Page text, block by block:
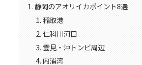
静岡のアオリイカポイント8選
稲取港
仁科川河口
雲見・沖トンビ周辺
内浦湾